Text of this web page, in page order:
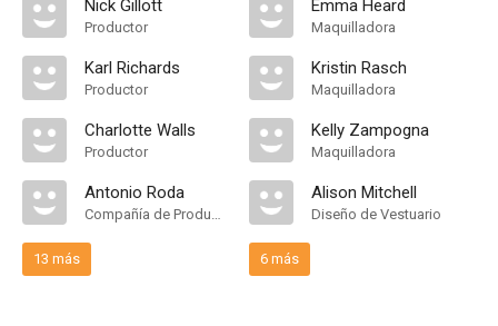
Nick Gillott
Productor
Karl Richards
Productor
Charlotte Walls
Productor
Antonio Roda
Compañía de Produccion
13 más
Emma Heard
Maquilladora
Kristin Rasch
Maquilladora
Kelly Zampogna
Maquilladora
Alison Mitchell
Diseño de Vestuario
6 más